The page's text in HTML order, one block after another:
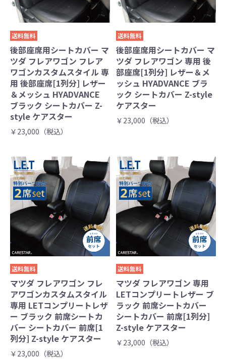
送料無料
後部座席用シートカバー マ
ツダ フレアワゴン フレア
ワゴンカスタムスタイル 専
用 後部座席[1列分] レザー
＆メッシュ HYADVANCE
ブラック シートカバー Z-
style ケアスター
￥23,000（税込）
送料無料
後部座席用シートカバー マ
ツダ フレアワゴン 専用 後
部座席[1列分] レザー＆メ
ッシュ HYADVANCE ブラ
ック シートカバー Z-style
ケアスター
￥23,000（税込）
送料無料
マツダ フレアワゴン フレ
アワゴンカスタムスタイル
専用 LETコンプリートレザ
ー ブラック 前席シートカ
バー シートカバー 前席[1
列分] Z-style ケアスター
￥23,000（税込）
送料無料
マツダ フレアワゴン 専用
LETコンプリートレザー ブ
ラック 前席シートカバー
シートカバー 前席[1列分]
Z-style ケアスター
￥23,000（税込）